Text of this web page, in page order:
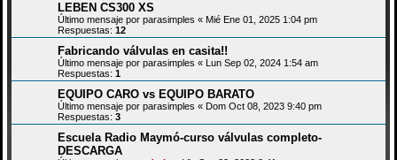
LEBEN CS300 XS
Último mensaje por parasimples « Mié Ene 01, 2025 1:04 pm
Respuestas: 12
Fabricando válvulas en casita!!
Último mensaje por parasimples « Lun Sep 02, 2024 1:54 am
Respuestas: 1
EQUIPO CARO vs EQUIPO BARATO
Último mensaje por parasimples « Dom Oct 08, 2023 9:40 pm
Respuestas: 3
Escuela Radio Maymó-curso válvulas completo-
DESCARGA